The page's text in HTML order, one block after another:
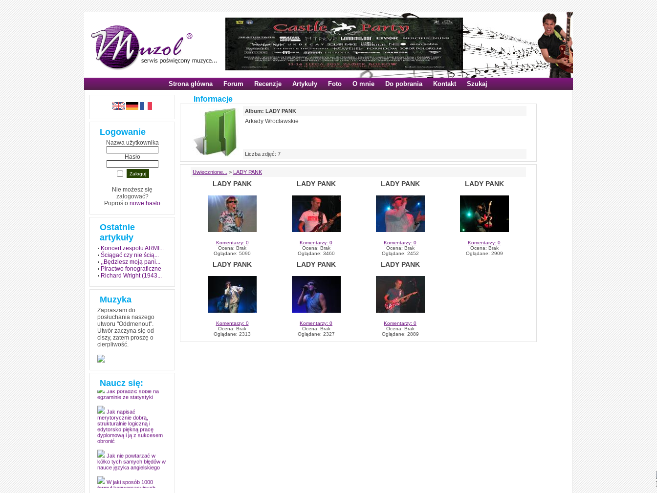
Strona główna Forum Recenzje Artykuły Foto O mnie Do pobrania Kontakt Szukaj
Logowanie
Nazwa użytkownika
Hasło
Nie możesz się
zalogować?
Poproś o nowe hasło
Ostatnie
artykuły
Koncert zespołu ARMI...
Ściągać czy nie ścią...
,,Będziesz moją pani...
Piractwo fonograficzne
Richard Wright (1943...
Muzyka
Zapraszam do
posłuchania naszego
utworu "Oddmenout".
Utwór zaczyna się od
ciszy, zatem proszę o
cierpliwość.
Naucz się:
Jak stworzyć fenomen
egzamin? Poznaj metody
mistrzów
Jak poradzić sobie na
egzaminie ze statystyki
Jak napisać
merytorycznie dobrą,
strukturalnie logiczną i
edytorsko piękną pracę
dyplomową i ją z sukcesem
obronić
Jak nie powtarzać w
kółko tych samych błędów w
nauce języka angielskiego
W jaki sposób 1000
Informacje
Album: LADY PANK
Arkady Wrocławskie
Liczba zdjęć: 7
Uwiecznione... > LADY PANK
LADY PANK
Komentarzy: 0
Ocena: Brak
Oglądane: 5090
LADY PANK
Komentarzy: 0
Ocena: Brak
Oglądane: 3460
LADY PANK
Komentarzy: 0
Ocena: Brak
Oglądane: 2452
LADY PANK
Komentarzy: 0
Ocena: Brak
Oglądane: 2909
LADY PANK
Komentarzy: 0
Ocena: Brak
Oglądane: 2313
LADY PANK
Komentarzy: 0
Ocena: Brak
Oglądane: 2327
LADY PANK
Komentarzy: 0
Ocena: Brak
Oglądane: 2889